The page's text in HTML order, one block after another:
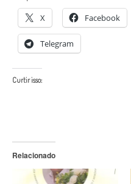
X Facebook
Telegram
Curtir isso:
Relacionado